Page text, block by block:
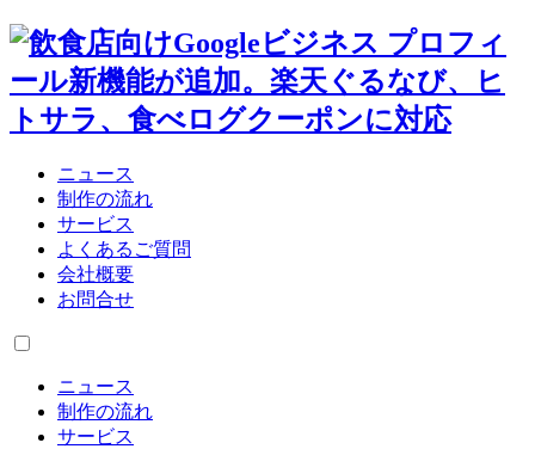
ニュース
制作の流れ
サービス
よくあるご質問
会社概要
お問合せ
ニュース
制作の流れ
サービス